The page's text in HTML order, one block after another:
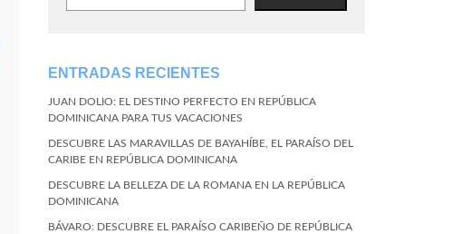
ENTRADAS RECIENTES
JUAN DOLIO: EL DESTINO PERFECTO EN REPÚBLICA
DOMINICANA PARA TUS VACACIONES
DESCUBRE LAS MARAVILLAS DE BAYAHÍBE, EL PARAÍSO DEL
CARIBE EN REPÚBLICA DOMINICANA
DESCUBRE LA BELLEZA DE LA ROMANA EN LA REPÚBLICA
DOMINICANA
BÁVARO: DESCUBRE EL PARAÍSO CARIBEÑO DE REPÚBLICA